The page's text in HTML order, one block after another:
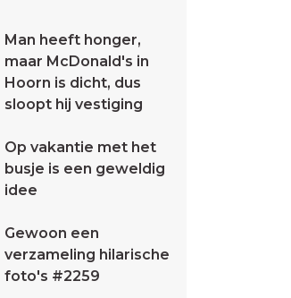
Man heeft honger,
maar McDonald's in
Hoorn is dicht, dus
sloopt hij vestiging
Op vakantie met het
busje is een geweldig
idee
Gewoon een
verzameling hilarische
foto's #2259